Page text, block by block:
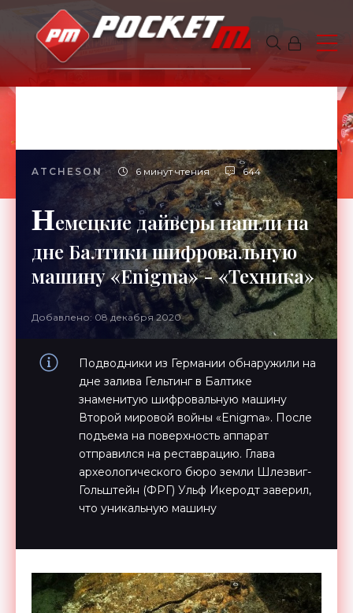
ATCHESON 6 минут чтения 644
Немецкие дайверы нашли на
дне Балтики шифровальную
машину «Enigma» - «Техника»
Добавлено: 08 декабря 2020
Подводники из Германии обнаружили на
дне залива Гельтинг в Балтике
знаменитую шифровальную машину
Второй мировой войны «Enigma». После
подъема на поверхность аппарат
отправился на реставрацию. Глава
археологического бюро земли Шлезвиг-
Гольштейн (ФРГ) Ульф Икеродт заверил,
что уникальную машину